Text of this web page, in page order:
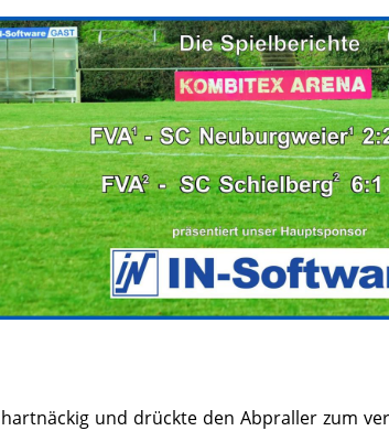
und drückte den Abpraller zum